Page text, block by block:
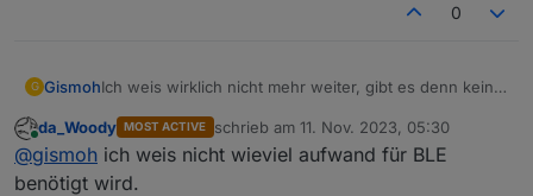
0
G GismohIch weis wirklich nicht mehr weiter, gibt es denn keine
System (Raspi4/docker),
den ioB auf eine neue Maschine (hier: Proxmox -VM)
zu importieren? Das Backup von BackItUp kann ich
Allerdings wurde nach dem Einspielen des Backups
auf der neuen Maschine der ble (welches vorher auf
der neuen Maschine aktiv lief) immer zerschossen -
Online
da_Woody MOST ACTIVE schrieb am 11. Nov. 2023, 05:30
zuletzt editiert von
@gismoh ich weis nicht wieviel aufwand für BLE
benötigt wird.